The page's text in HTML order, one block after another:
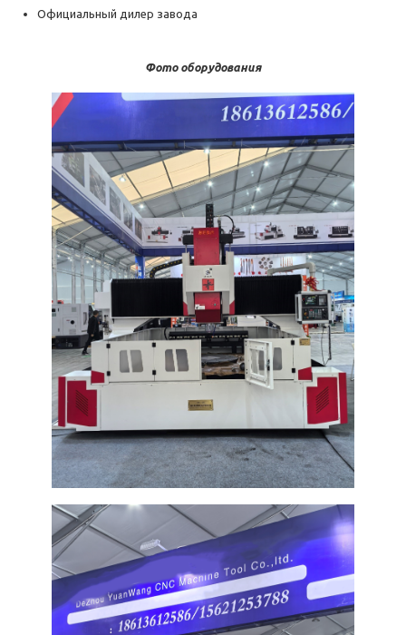
Официальный дилер завода
Фото оборудования